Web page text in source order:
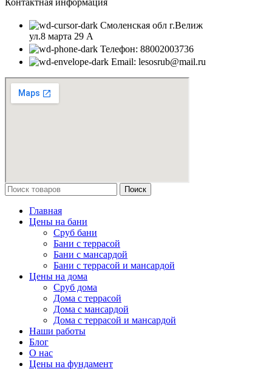
Контактная информация
Смоленская обл г.Велиж
ул.8 марта 29 А
Телефон: 88002003736
Email: lesosrub@mail.ru
Поиск
Главная
Цены на бани
Сруб бани
Бани с террасой
Бани с мансардой
Бани с террасой и мансардой
Цены на дома
Сруб дома
Дома с террасой
Дома с мансардой
Дома с террасой и мансардой
Наши работы
Блог
О нас
Цены на фундамент